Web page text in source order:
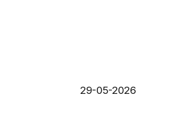
29-05-2026